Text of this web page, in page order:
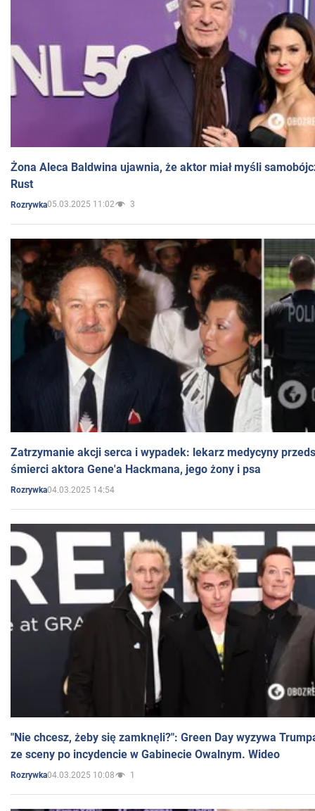
Żona Aleca Baldwina ujawnia, że aktor miał myśli
Rust
Rozrywka05.03.2025 11:02 3
Zatrzymanie akcji serca i wypadek: lekarz medycyny
śmierci aktora Gene'a Hackmana, jego żony i psa
Rozrywka04.03.2025 14:54
"Nie chcesz, żeby się zamknęli?": Green Day wyzywa
ze sceny po incydencie w Gabinecie Owalnym. Wideo
Rozrywka04.03.2025 10:08 1